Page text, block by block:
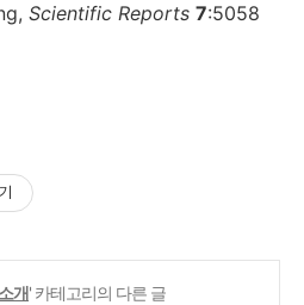
Scientific Reports 7:5058
개' 카테고리의 다른 글